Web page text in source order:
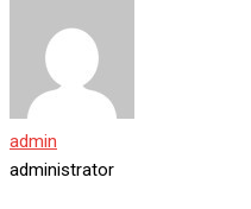
admin
administrator